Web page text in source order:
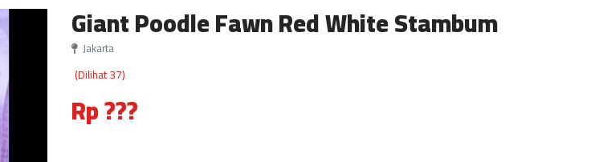
Giant Poodle Fawn Red White Stambum
Jakarta
(Dilihat 37)
Rp ???